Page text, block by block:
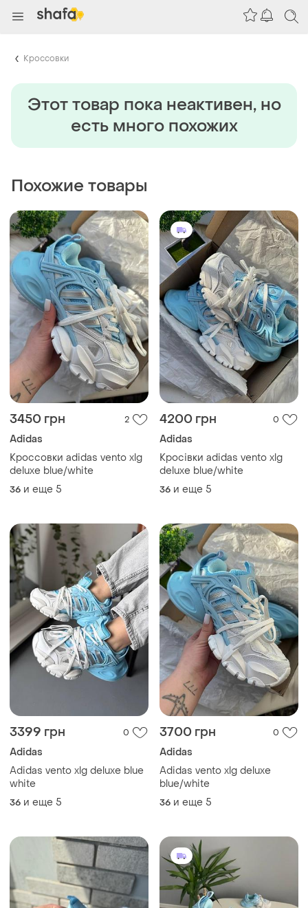
Кроссовки
Этот товар пока неактивен, но
есть много похожих
Похожие товары
3450 грн 2
Adidas
Кроссовки adidas vento xlg
deluxe blue/white
36 и еще 5
4200 грн 0
Adidas
Кросівки adidas vento xlg
deluxe blue/white
36 и еще 5
3399 грн 0
Adidas
Adidas vento xlg deluxe blue
white
36 и еще 5
3700 грн 0
Adidas
Adidas vento xlg deluxe
blue/white
36 и еще 5